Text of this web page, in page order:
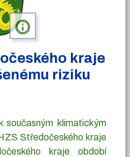
info
kraje
riziku
klimatickým
Středočeského kraje
kraje období